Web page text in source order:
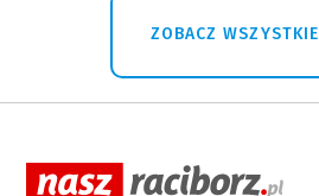
ZOBACZ WSZYSTKIE